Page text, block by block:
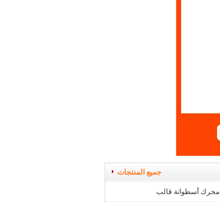
جميع المنتجات
محرك أسطوانة قالب